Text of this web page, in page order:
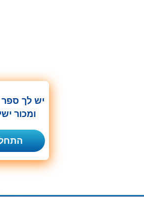
יש לך ספר
ומכור